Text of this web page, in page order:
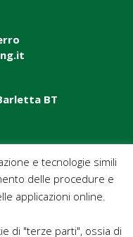
BT
e tecnologie simili
delle procedure e
applicazioni online.
di "terze parti", ossia di